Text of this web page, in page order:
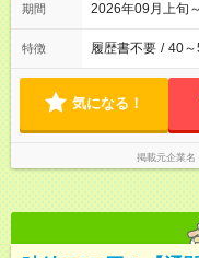
期間 2026年09月上旬
特徴 履歴書不要 / 40～
気になる！
掲載元企業名